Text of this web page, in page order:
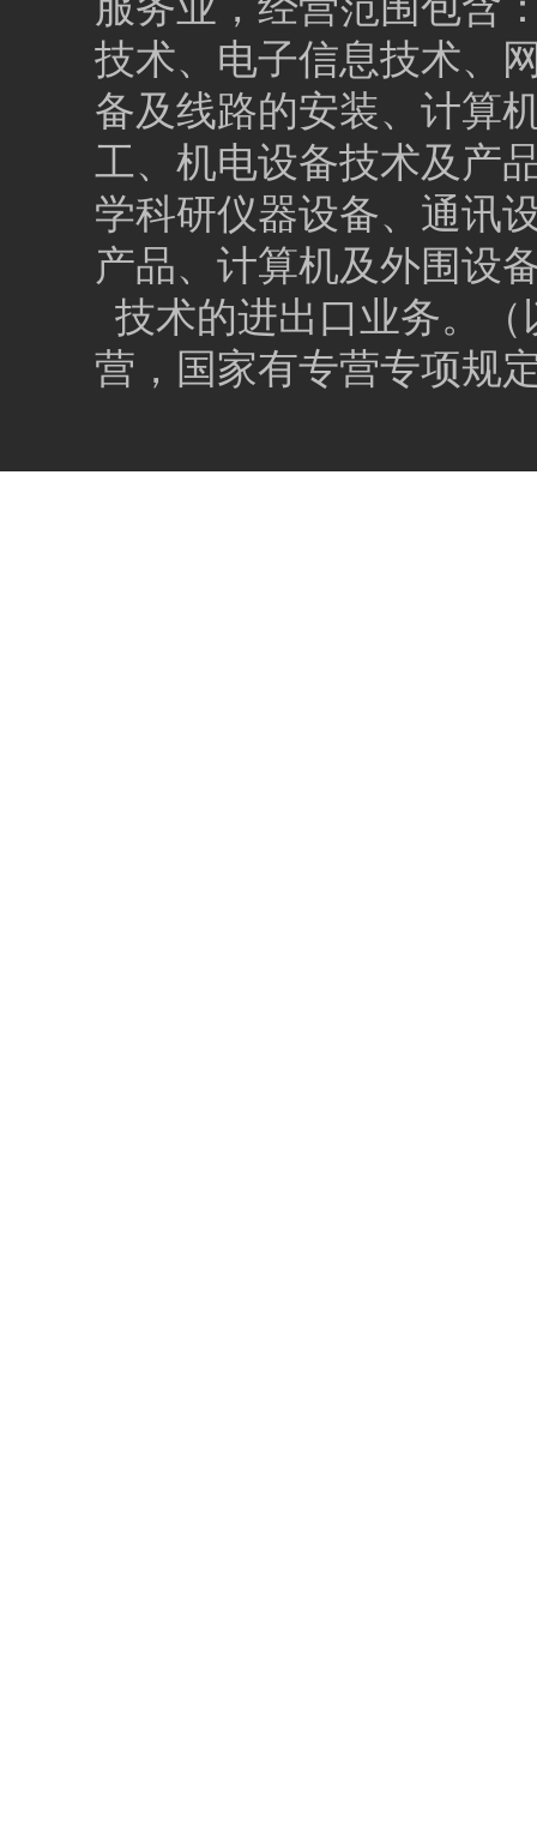
技术、电子信息技术、
备及线路的安装、计算
工、机电设备技术及产
学科研仪器设备、通讯
产品、计算机及外围设
技术的进出口业务。
营，国家有专营专项规